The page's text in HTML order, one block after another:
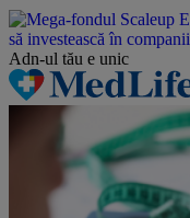
Adn-ul tău e unic